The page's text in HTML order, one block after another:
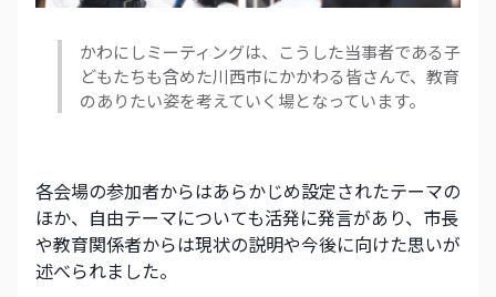
かわにしミーティングは、こうした当事者である子
どもたちも含めた川西市にかかわる皆さんで、教育
のありたい姿を考えていく場となっています。
各会場の参加者からはあらかじめ設定されたテーマの
ほか、自由テーマについても活発に発言があり、市長
や教育関係者からは現状の説明や今後に向けた思いが
述べられました。